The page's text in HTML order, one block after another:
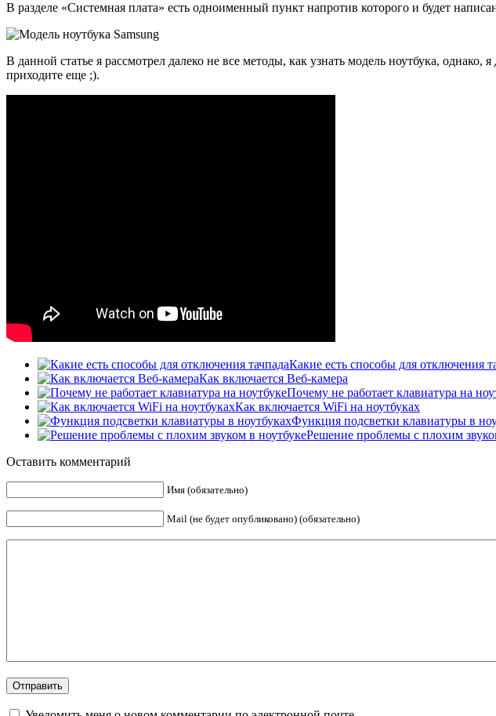
В разделе «Системная плата» есть одноименный пункт напротив которого и будет
В данной статье я рассмотрел далеко не все методы, как узнать модель ноутбука,
приходите еще ;).
Какие есть способы для отключения
Как включается Веб-камера
Почему не работает клавиатура на
Как включается WiFi на ноутбуках
Функция подсветки клавиатуры в
Решение проблемы с плохим
Оставить комментарий
Имя (обязательно)
Mail (не будет опубликовано) (обязательно)